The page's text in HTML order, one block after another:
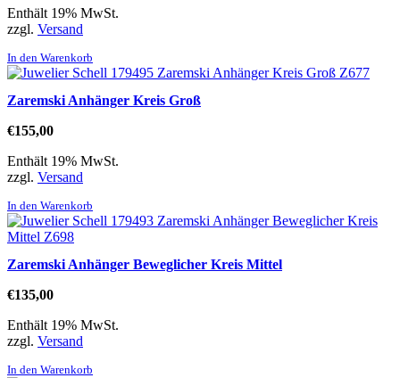
Enthält 19% MwSt.
zzgl. Versand
In den Warenkorb
Zaremski Anhänger Kreis Groß
€155,00
Enthält 19% MwSt.
zzgl. Versand
In den Warenkorb
Zaremski Anhänger Beweglicher Kreis Mittel
€135,00
Enthält 19% MwSt.
zzgl. Versand
In den Warenkorb